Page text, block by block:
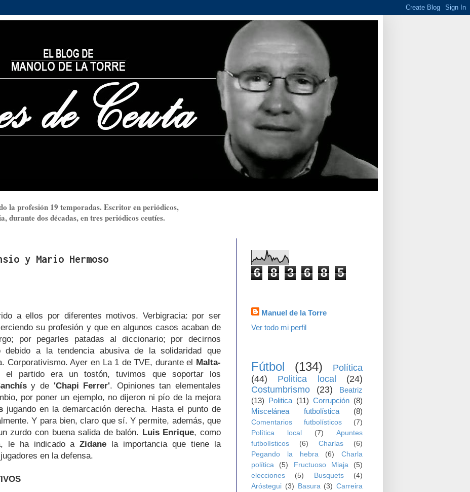
la profesión 19 temporadas. Escritor en periódicos,
durante dos décadas, en tres periódicos ceutíes.
y Mario Hermoso
a ellos por diferentes motivos. Verbigracia: por ser
su profesión y que en algunos casos acaban de
por pegarles patadas al diccionario; por decirnos
debido a la tendencia abusiva de la solidaridad que
Corporativismo. Ayer en La 1 de TVE, durante el Malta-
el partido era un tostón, tuvimos que soportar los
y de 'Chapi Ferrer'. Opiniones tan elementales
por poner un ejemplo, no dijeron ni pío de la mejora
jugando en la demarcación derecha. Hasta el punto de
Y para bien, claro que sí. Y permite, además, que
zurdo con buena salida de balón. Luis Enrique, como
le ha indicado aZidane la importancia que tiene la
en la defensa.
6 8 3 6 8 5
Manuel de la Torre
Ver todo mi perfil
Fútbol (134)
Política
(44)
Politica local
(24)
Costumbrismo
(23)
Beatriz
(13) Politica (11) Corrupción (8)
Miscelánea futbolística
(8)
Comentarios futbolísticos
(7)
Política local
(7)
Apuntes
futbolísticos
(6) Charlas
(6)
Pegando la hebra
(6)
Charla
política
(5) Fructuoso Miaja
(5)
elecciones
(5) Busquets
(4)
Aróstegui (3) Basura (3) Carreira